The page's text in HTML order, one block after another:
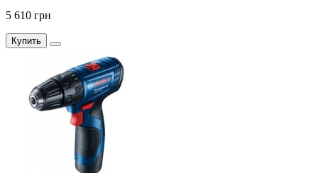
5 610 грн
Купить